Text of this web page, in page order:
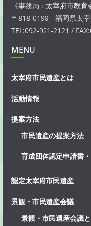
《事務局： 太宰府市教育
〒818-0198 福岡県太宰
TEL:092-921-2121 /
MENU
太宰府市民遺産とは
活動情報
提案方法
市民遺産の提案方法
育成団体認定申請書
認定太宰府市民遺産
景観・市民遺産会議
景観・市民遺産会議